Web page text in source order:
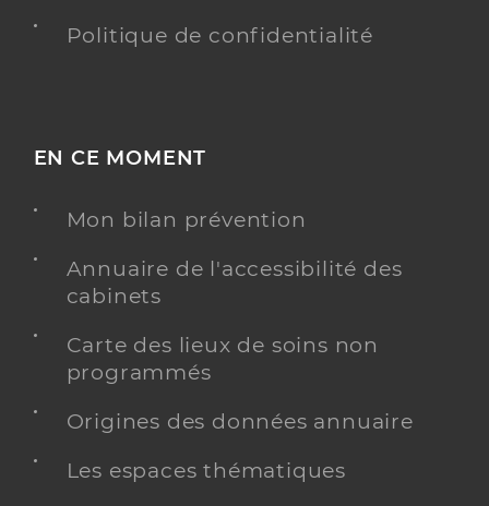
Politique de confidentialité
EN CE MOMENT
Mon bilan prévention
Annuaire de l'accessibilité des
cabinets
Carte des lieux de soins non
programmés
Origines des données annuaire
Les espaces thématiques